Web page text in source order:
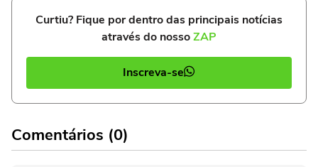
Curtiu? Fique por dentro das principais notícias
através do nossoZAP
Inscreva-se
Comentários (0)